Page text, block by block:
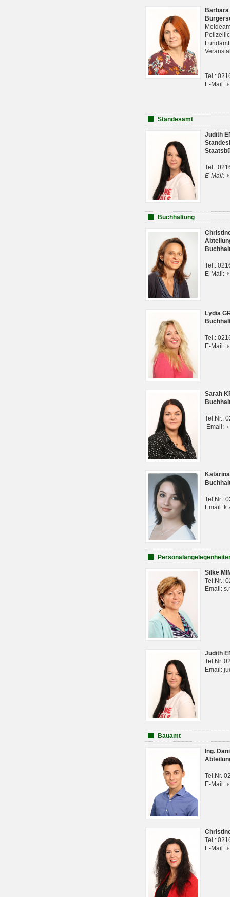
Tel.:
E-Mail:
Standesamt
Judith
Tel.:
E-Mail:
Buchhaltung
Tel.:
E-Mail:
Lydia
Tel.:
E-Mail:
Sarah
Tel:Nr.:
Email:
Tel.Nr.:
Email:
Silke
Tel.Nr.:
Email:
Judith
Tel.Nr.
Email:
Bauamt
Ing.
Tel.Nr.
E-Mail:
Tel.:
E-Mail: